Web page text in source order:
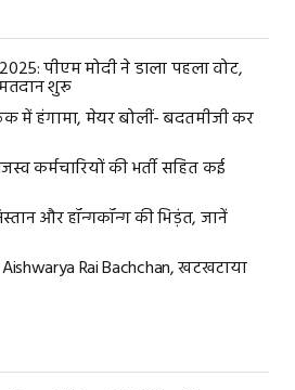
पीएम मोदी ने डाला पहला वोट,
मतदान शुरू
में हंगामा, मेयर बोलीं- बदतमीजी कर
कर्मचारियों की भर्ती सहित कई
और हॉन्गकॉन्ग की भिड़ंत, जानें
Rai Bachchan, खटखटाया